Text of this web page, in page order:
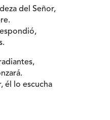
del Señor,
él lo escucha